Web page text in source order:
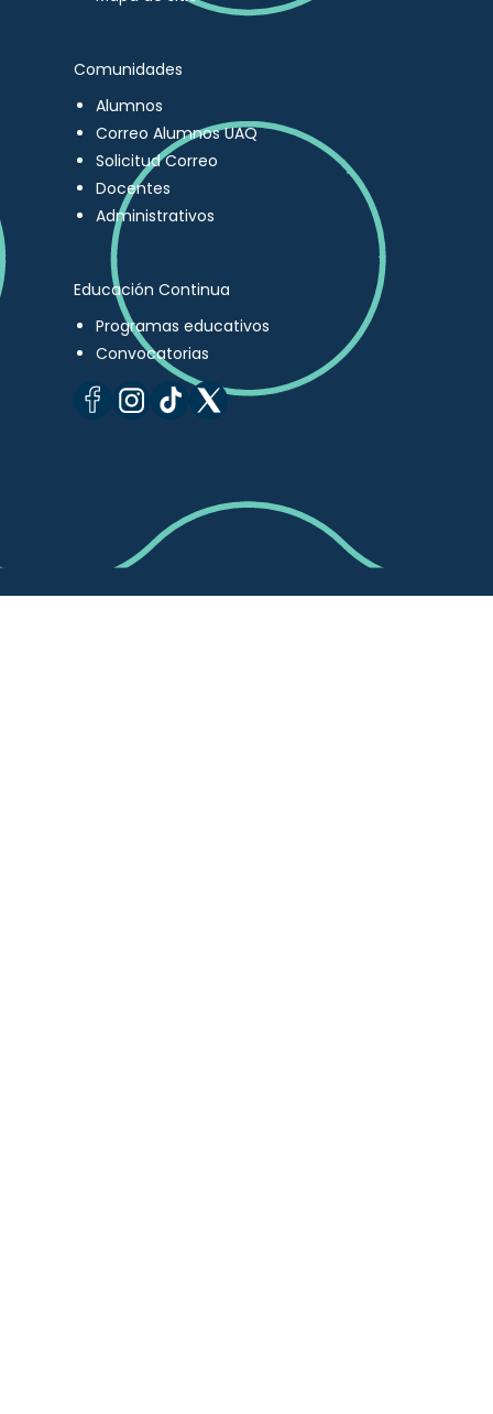
Comunidades
Alumnos
Correo Alumnos UAQ
Solicitud Correo
Docentes
Administrativos
Educación Continua
Programas educativos
Convocatorias